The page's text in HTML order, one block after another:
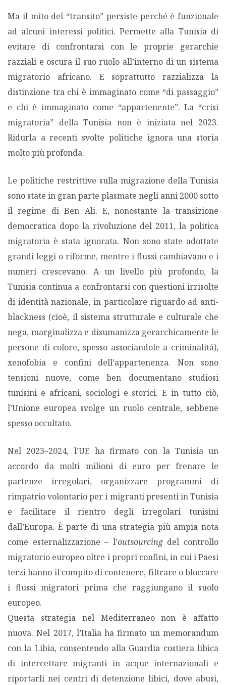
Ma il mito del “transito” persiste perché è funzionale
ad alcuni interessi politici. Permette alla Tunisia di
evitare di confrontarsi con le proprie gerarchie
razziali e oscura il suo ruolo all’interno di un sistema
migratorio africano. E soprattutto razzializza la
distinzione tra chi è immaginato come “di passaggio”
e chi è immaginato come “appartenente”. La “crisi
migratoria” della Tunisia non è iniziata nel 2023.
Ridurla a recenti svolte politiche ignora una storia
molto più profonda.
Le politiche restrittive sulla migrazione della Tunisia
sono state in gran parte plasmate negli anni 2000 sotto
il regime di Ben Ali. E, nonostante la transizione
democratica dopo la rivoluzione del 2011, la politica
migratoria è stata ignorata. Non sono state adottate
grandi leggi o riforme, mentre i flussi cambiavano e i
numeri crescevano. A un livello più profondo, la
Tunisia continua a confrontarsi con questioni irrisolte
di identità nazionale, in particolare riguardo ad anti-
blackness (cioè, il sistema strutturale e culturale che
nega, marginalizza e disumanizza gerarchicamente le
persone di colore, spesso associandole a criminalità),
xenofobia e confini dell’appartenenza. Non sono
tensioni nuove, come ben documentano studiosi
tunisini e africani, sociologi e storici. E in tutto ciò,
l’Unione europea svolge un ruolo centrale, sebbene
spesso occultato.
Nel 2023–2024, l’UE ha firmato con la Tunisia un
accordo da molti milioni di euro per frenare le
partenze irregolari, organizzare programmi di
rimpatrio volontario per i migranti presenti in Tunisia
e facilitare il rientro degli irregolari tunisini
dall’Europa. È parte di una strategia più ampia nota
come esternalizzazione – l’outsourcingdel controllo
migratorio europeo oltre i propri confini, in cui i Paesi
terzi hanno il compito di contenere, filtrare o bloccare
i flussi migratori prima che raggiungano il suolo
europeo.
Questa strategia nel Mediterraneo non è affatto
nuova. Nel 2017, l’Italia ha firmato un memorandum
con la Libia, consentendo alla Guardia costiera libica
di intercettare migranti in acque internazionali e
riportarli nei centri di detenzione libici, dove abusi,